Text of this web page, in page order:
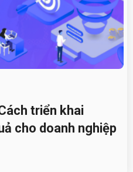
triển khai
cho doanh nghiệp